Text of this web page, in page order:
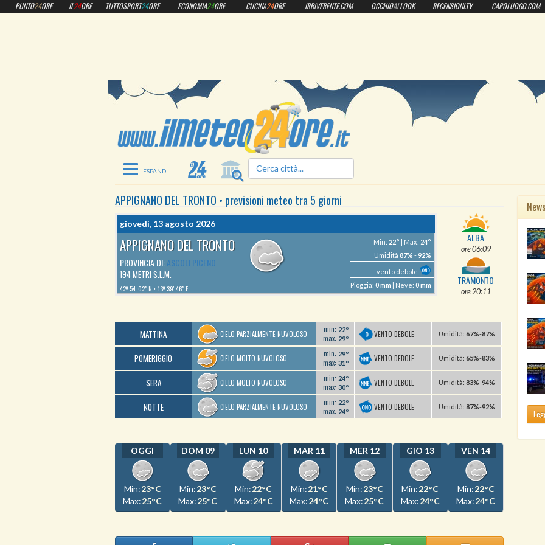
ilmeteo24ore.it
Toggle navigation
APPIGNANO DEL TRONTO • previsioni meteo tra 5 giorni
giovedì, 13 agosto 2026
APPIGNANO DEL TRONTO
PROVINCIA DI:ASCOLI PICENO
194 METRI S.L.M.
42º 54′ 02″ N 13º 39′ 46″ E
Min: 22° | Max: 24°
Umidità87%-92%
vento debole
Pioggia:0 mm | Neve:0 mm
ALBA
ore 06:09
TRAMONTO
ore 20:11
MATTINA CIELO PARZIALMENTE NUVOLOSO min: 22º
max: 29º VENTO DEBOLE Umidità: 67%-87%
POMERIGGIO CIELO MOLTO NUVOLOSO min: 29º
max: 31º VENTO DEBOLE Umidità: 65%-83%
SERA CIELO MOLTO NUVOLOSO min: 24º
max: 30º VENTO DEBOLE Umidità: 83%-94%
NOTTE CIELO PARZIALMENTE NUVOLOSO min: 22º
max: 24º VENTO DEBOLE Umidità: 87%-92%
OGGI
Min:23°C
Max:25°C
DOM 09
Min:23°C
Max:25°C
LUN 10
Min:22°C
Max:24°C
MAR 11
Min:21°C
Max:24°C
MER 12
Min:23°C
Max:25°C
GIO 13
Min:22°C
Max:24°C
VEN 14
Min:22°C
Max:24°C
PUNTO24ORE IL24ORE TUTTOSPORT24ORE ECONOMIA24ORE CUCINA24ORE IRRIVERENTE.COM OCCHIOALLOOK RECENSIONI.TV CAPOLUOGO.COM